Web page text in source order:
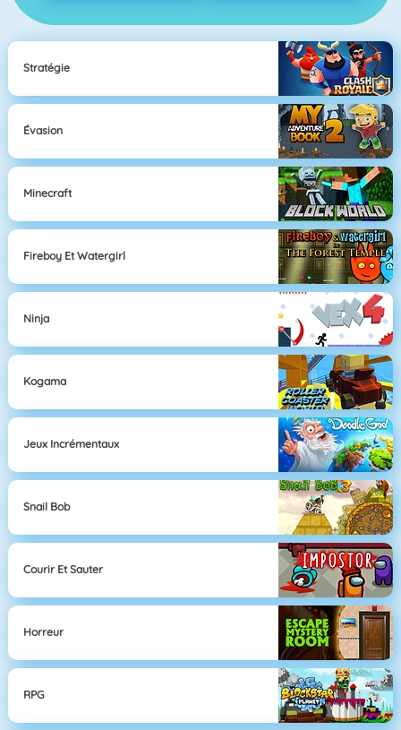
Stratégie
Évasion
Minecraft
Fireboy Et Watergirl
Ninja
Kogama
Jeux Incrémentaux
Snail Bob
Courir Et Sauter
Horreur
RPG